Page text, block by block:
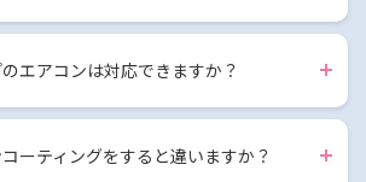
エアコンは対応できますか？
ーティングをすると違いますか？